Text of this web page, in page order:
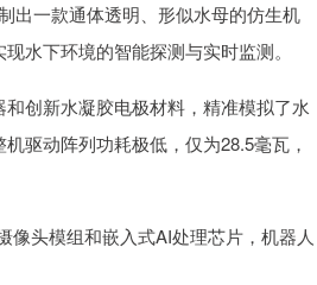
出一款通体透明、形似水母的仿生机
水下环境的智能探测与实时监测。
创新水凝胶电极材料，精准模拟了水
驱动阵列功耗极低，仅为28.5毫瓦，
头模组和嵌入式AI处理芯片，机器人